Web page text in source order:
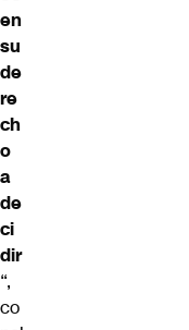
en
su
de
re
ch
o
a
de
ci
dir
“,
co